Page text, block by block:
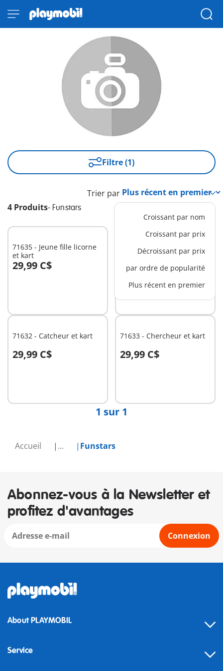
Accueil ... Funstars
Filtre (1)
4 Produits- Funstars
Trier par
Croissant par nom
Croissant par prix
Décroissant par prix
par ordre de popularité
Plus récent en premier
71635 - Jeune fille licorne
et kart
29,99 C$
Au panier
71634 - Pizzaïolo et kart
29,99 C$
Au panier
71632 - Catcheur et kart
29,99 C$
Au panier
71633 - Chercheur et kart
29,99 C$
Au panier
1 sur 1
Abonnez-vous à la Newsletter et
profitez d'avantages
Connexion
About PLAYMOBIL
Service